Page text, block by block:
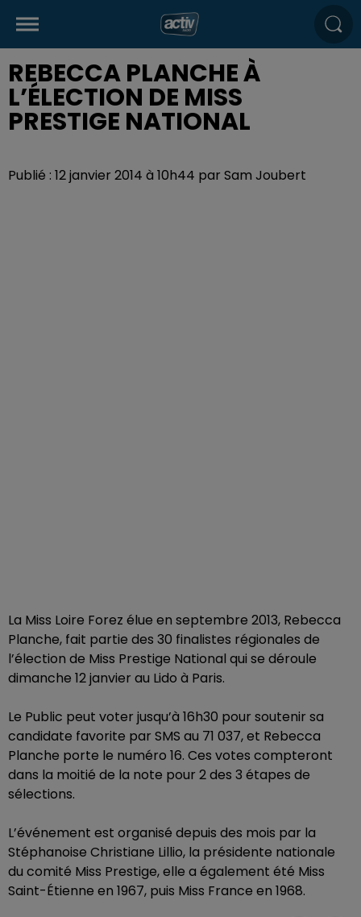
REBECCA PLANCHE À
L’ÉLECTION DE MISS
PRESTIGE NATIONAL
Publié : 12 janvier 2014 à 10h44 par Sam Joubert
La Miss Loire Forez élue en septembre 2013, Rebecca
Planche, fait partie des 30 finalistes régionales de
l’élection de Miss Prestige National qui se déroule
dimanche 12 janvier au Lido à Paris.
Le Public peut voter jusqu’à 16h30 pour soutenir sa
candidate favorite par SMS au 71 037, et Rebecca
Planche porte le numéro 16. Ces votes compteront
dans la moitié de la note pour 2 des 3 étapes de
sélections.
L’événement est organisé depuis des mois par la
Stéphanoise Christiane Lillio, la présidente nationale
du comité Miss Prestige, elle a également été Miss
Saint-Étienne en 1967, puis Miss France en 1968.